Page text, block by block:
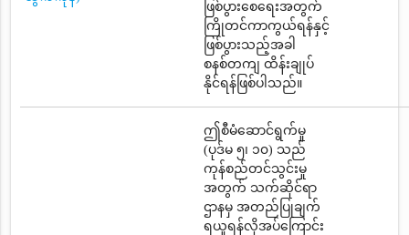
ဖြစ်ပွားစေရေးအတွက်
ကြိုတင်ကာကွယ်ရန်နှင့်
ဖြစ်ပွားသည့်အခါ
စနစ်တကျ ထိန်းချုပ်
နိုင်ရန်ဖြစ်ပါသည်။
ဤစီမံဆောင်ရွက်မှု
(ပုဒ်မ ၅၊ ၁၀) သည်
ကုန်စည်တင်သွင်းမှု
အတွက် သက်ဆိုင်ရာ
ဌာနမှ အတည်ပြုချက်
ရယူရန်လိုအပ်ကြောင်း